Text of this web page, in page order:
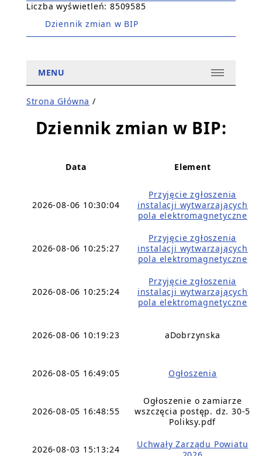
Liczba wyświetleń: 8509585
Dziennik zmian w BIP
MENU
Strona Główna /
Dziennik zmian w BIP:
Data Element
2026-08-06 10:30:04
Przyjęcie zgłoszenia
instalacji wytwarzających
pola elektromagnetyczne
2026-08-06 10:25:27
Przyjęcie zgłoszenia
instalacji wytwarzających
pola elektromagnetyczne
2026-08-06 10:25:24
Przyjęcie zgłoszenia
instalacji wytwarzających
pola elektromagnetyczne
2026-08-06 10:19:23 aDobrzynska
2026-08-05 16:49:05 Ogłoszenia
2026-08-05 16:48:55
Ogłoszenie o zamiarze
wszczęcia postęp. dz. 30-5
Poliksy.pdf
2026-08-03 15:13:24
Uchwały Zarządu Powiatu